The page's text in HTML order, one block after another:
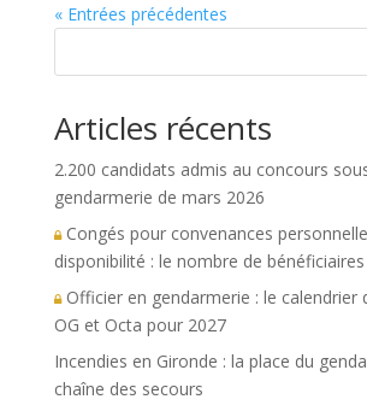
« Entrées précédentes
Articles récents
2.200 candidats admis au concours
gendarmerie de mars 2026
Congés pour convenances
disponibilité : le nombre de
Officier en gendarmerie : le calendrier
OG et Octa pour 2027
Incendies en Gironde : la place du
chaîne des secours